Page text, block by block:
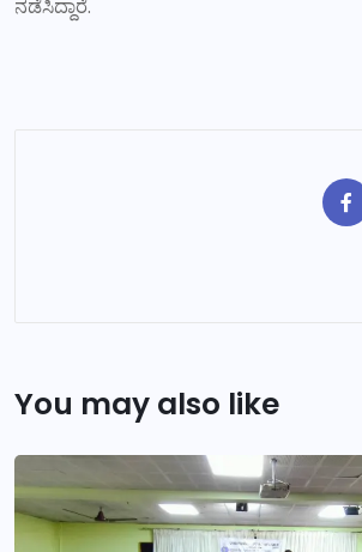
ನಡೆಸಿದ್ದಾರೆ.
You may also like